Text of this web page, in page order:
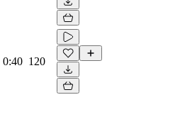
0:40 120